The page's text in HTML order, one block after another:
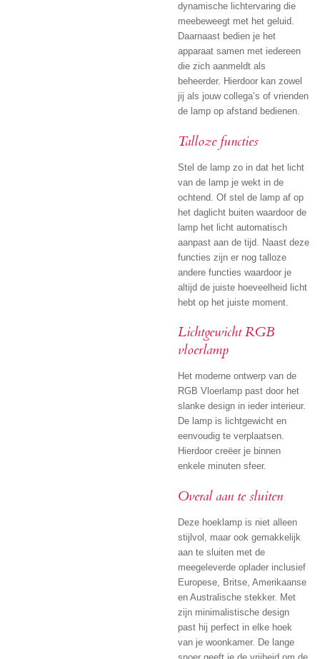
dynamische lichtervaring die
meebeweegt met het geluid.
Daarnaast bedien je het
apparaat samen met iedereen
die zich aanmeldt als
beheerder. Hierdoor kan zowel
jij als jouw collega’s of vrienden
de lamp op afstand bedienen.
Talloze functies
Stel de lamp zo in dat het licht
van de lamp je wekt in de
ochtend. Of stel de lamp af op
het daglicht buiten waardoor de
lamp het licht automatisch
aanpast aan de tijd. Naast deze
functies zijn er nog talloze
andere functies waardoor je
altijd de juiste hoeveelheid licht
hebt op het juiste moment.
Lichtgewicht RGB
vloerlamp
Het moderne ontwerp van de
RGB Vloerlamp past door het
slanke design in ieder interieur.
De lamp is lichtgewicht en
eenvoudig te verplaatsen.
Hierdoor creëer je binnen
enkele minuten sfeer.
Overal aan te sluiten
Deze hoeklamp is niet alleen
stijlvol, maar ook gemakkelijk
aan te sluiten met de
meegeleverde oplader inclusief
Europese, Britse, Amerikaanse
en Australische stekker. Met
zijn minimalistische design
past hij perfect in elke hoek
van je woonkamer. De lange